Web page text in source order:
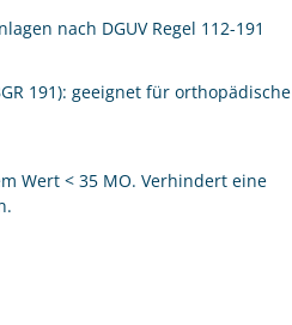
nach DGUV Regel 112-191
191): geeignet für orthopädische
Wert < 35 MO. Verhindert eine